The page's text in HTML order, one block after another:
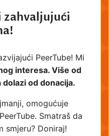
zahvaljujući
PeerTube! Mi
interesa. Više od
od donacija.
omogućuje
Smatraš da
smjeru? Doniraj!